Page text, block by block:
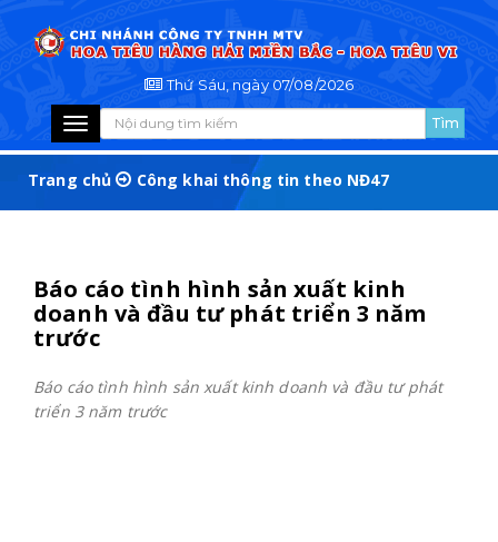
Thứ Sáu, ngày 07/08/2026
Toggle
navigation
Trang chủ Công khai thông tin theo NĐ47
Báo cáo tình hình sản xuất kinh
doanh và đầu tư phát triển 3 năm
trước
Báo cáo tình hình sản xuất kinh doanh và đầu tư phát
triển 3 năm trước